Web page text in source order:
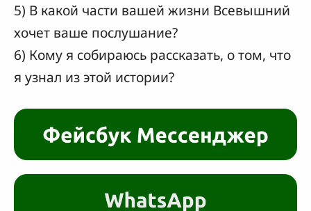
5) В какой части вашей жизни Всевышний
хочет ваше послушание?
6) Кому я собираюсь рассказать, о том, что
я узнал из этой истории?